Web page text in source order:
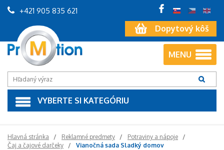
Dopytový kôš
+421 905 835 621
MENU
VYBERTE SI KATEGÓRIU
Hlavná stránka Reklamné predmety
Potraviny a nápoje
Čaj a čajové darčeky
Vianočná sada Sladký domov